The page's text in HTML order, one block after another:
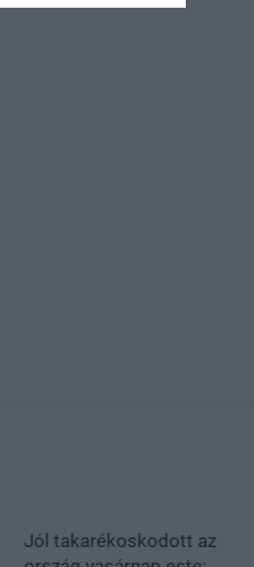
Jól takarékoskodott az